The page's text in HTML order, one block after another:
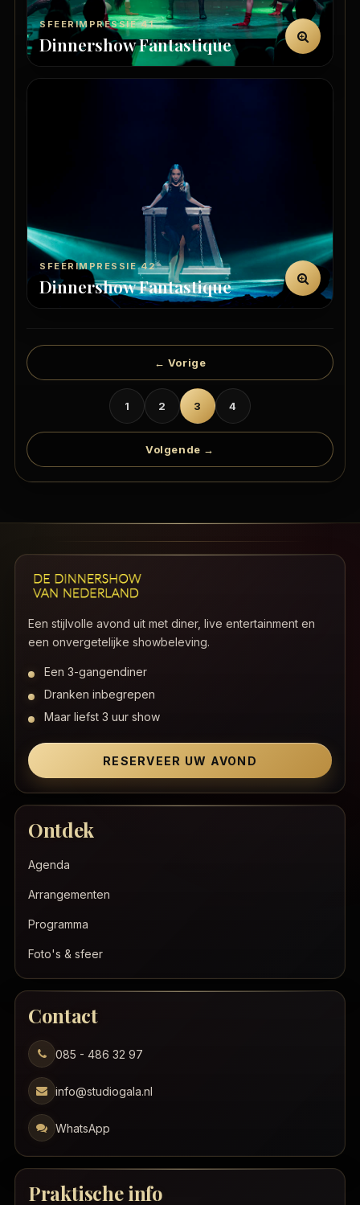
SFEERIMPRESSIE 41
Dinnershow Fantastique
SFEERIMPRESSIE 42
Dinnershow Fantastique
← Vorige
1 2 3 4
Volgende →
Een stijlvolle avond uit met diner, live entertainment en
een onvergetelijke showbeleving.
Een 3-gangendiner
Dranken inbegrepen
Maar liefst 3 uur show
RESERVEER UW AVOND
Ontdek
Agenda
Arrangementen
Programma
Foto's & sfeer
Contact
085 - 486 32 97
info@studiogala.nl
WhatsApp
Praktische info